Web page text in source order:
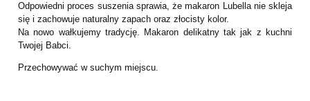
Odpowiedni proces suszenia sprawia, że makaron Lubella nie skleja
się i zachowuje naturalny zapach oraz złocisty kolor.
Na nowo wałkujemy tradycję. Makaron delikatny tak jak z kuchni
Twojej Babci.
Przechowywać w suchym miejscu.